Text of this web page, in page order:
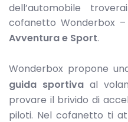
dell’automobile
cofanetto Wonderbox
Avventura e Sport.
Wonderbox propone
guida sportivaal
provare il brivido di
piloti. Nel cofanetto ti